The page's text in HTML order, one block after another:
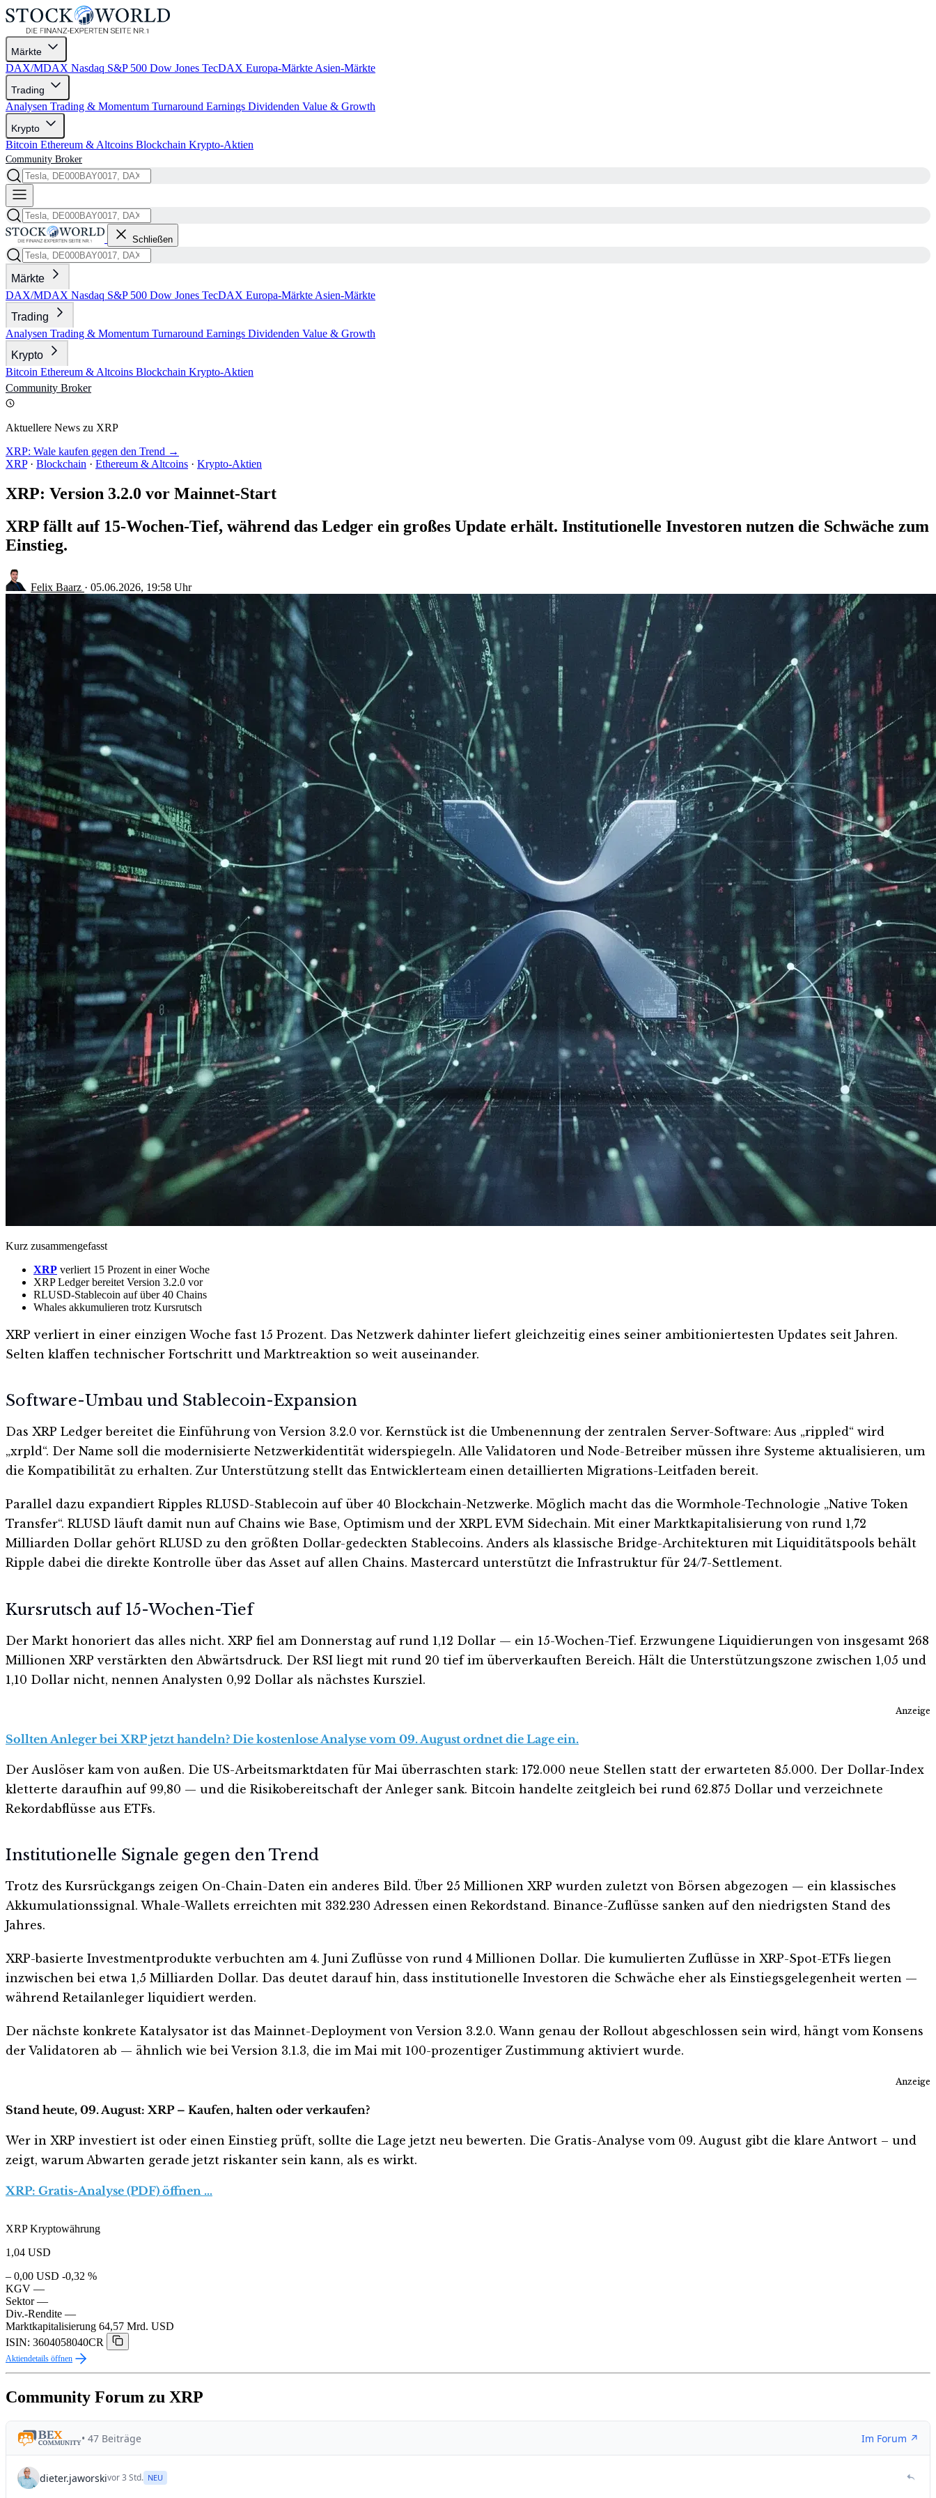
Märkte
DAX/MDAX Nasdaq S&P 500 Dow Jones TecDAX Europa-Märkte Asien-Märkte
Trading
Analysen Trading & Momentum Turnaround Earnings Dividenden Value & Growth
Krypto
Bitcoin Ethereum & Altcoins Blockchain Krypto-Aktien
Community Broker
Schließen
Märkte
DAX/MDAX Nasdaq S&P 500 Dow Jones TecDAX Europa-Märkte Asien-Märkte
Trading
Analysen Trading & Momentum Turnaround Earnings Dividenden Value & Growth
Krypto
Bitcoin Ethereum & Altcoins Blockchain Krypto-Aktien
Community Broker
Aktuellere News zu XRP
XRP: Wale kaufen gegen den Trend →
XRP · Blockchain · Ethereum & Altcoins · Krypto-Aktien
XRP: Version 3.2.0 vor Mainnet-Start
XRP fällt auf 15-Wochen-Tief, während das Ledger ein großes Update erhält. Institutionelle Investoren nutzen die Schwäche zum
Einstieg.
Felix Baarz · 05.06.2026, 19:58 Uhr
Kurz zusammengefasst
XRP verliert 15 Prozent in einer Woche
XRP Ledger bereitet Version 3.2.0 vor
RLUSD-Stablecoin auf über 40 Chains
Whales akkumulieren trotz Kursrutsch
XRP verliert in einer einzigen Woche fast 15 Prozent. Das Netzwerk dahinter liefert gleichzeitig eines seiner ambitioniertesten Updates seit Jahren.
Selten klaffen technischer Fortschritt und Marktreaktion so weit auseinander.
Software-Umbau und Stablecoin-Expansion
Das XRP Ledger bereitet die Einführung von Version 3.2.0 vor. Kernstück ist die Umbenennung der zentralen Server-Software: Aus „rippled“ wird
„xrpld“. Der Name soll die modernisierte Netzwerkidentität widerspiegeln. Alle Validatoren und Node-Betreiber müssen ihre Systeme aktualisieren, um
die Kompatibilität zu erhalten. Zur Unterstützung stellt das Entwicklerteam einen detaillierten Migrations-Leitfaden bereit.
Parallel dazu expandiert Ripples RLUSD-Stablecoin auf über 40 Blockchain-Netzwerke. Möglich macht das die Wormhole-Technologie „Native Token
Transfer“. RLUSD läuft damit nun auf Chains wie Base, Optimism und der XRPL EVM Sidechain. Mit einer Marktkapitalisierung von rund 1,72
Milliarden Dollar gehört RLUSD zu den größten Dollar-gedeckten Stablecoins. Anders als klassische Bridge-Architekturen mit Liquiditätspools behält
Ripple dabei die direkte Kontrolle über das Asset auf allen Chains. Mastercard unterstützt die Infrastruktur für 24/7-Settlement.
Kursrutsch auf 15-Wochen-Tief
Der Markt honoriert das alles nicht. XRP fiel am Donnerstag auf rund 1,12 Dollar — ein 15-Wochen-Tief. Erzwungene Liquidierungen von insgesamt 268
Millionen XRP verstärkten den Abwärtsdruck. Der RSI liegt mit rund 20 tief im überverkauften Bereich. Hält die Unterstützungszone zwischen 1,05 und
1,10 Dollar nicht, nennen Analysten 0,92 Dollar als nächstes Kursziel.
Anzeige
Sollten Anleger bei XRP jetzt handeln? Die kostenlose Analyse vom 09. August ordnet die Lage ein.
Der Auslöser kam von außen. Die US-Arbeitsmarktdaten für Mai überraschten stark: 172.000 neue Stellen statt der erwarteten 85.000. Der Dollar-Index
kletterte daraufhin auf 99,80 — und die Risikobereitschaft der Anleger sank. Bitcoin handelte zeitgleich bei rund 62.875 Dollar und verzeichnete
Rekordabflüsse aus ETFs.
Institutionelle Signale gegen den Trend
Trotz des Kursrückgangs zeigen On-Chain-Daten ein anderes Bild. Über 25 Millionen XRP wurden zuletzt von Börsen abgezogen — ein klassisches
Akkumulationssignal. Whale-Wallets erreichten mit 332.230 Adressen einen Rekordstand. Binance-Zuflüsse sanken auf den niedrigsten Stand des
Jahres.
XRP-basierte Investmentprodukte verbuchten am 4. Juni Zuflüsse von rund 4 Millionen Dollar. Die kumulierten Zuflüsse in XRP-Spot-ETFs liegen
inzwischen bei etwa 1,5 Milliarden Dollar. Das deutet darauf hin, dass institutionelle Investoren die Schwäche eher als Einstiegsgelegenheit werten —
während Retailanleger liquidiert werden.
Der nächste konkrete Katalysator ist das Mainnet-Deployment von Version 3.2.0. Wann genau der Rollout abgeschlossen sein wird, hängt vom Konsens
der Validatoren ab — ähnlich wie bei Version 3.1.3, die im Mai mit 100-prozentiger Zustimmung aktiviert wurde.
Anzeige
Stand heute, 09. August: XRP – Kaufen, halten oder verkaufen?
Wer in XRP investiert ist oder einen Einstieg prüft, sollte die Lage jetzt neu bewerten. Die Gratis-Analyse vom 09. August gibt die klare Antwort – und
zeigt, warum Abwarten gerade jetzt riskanter sein kann, als es wirkt.
XRP: Gratis-Analyse (PDF) öffnen …
XRP Kryptowährung
1,04 USD
– 0,00 USD -0,32 %
KGV —
Sektor —
Div.-Rendite —
Marktkapitalisierung 64,57 Mrd. USD
ISIN: 3604058040CR
Aktiendetails öffnen
Community Forum zu XRP